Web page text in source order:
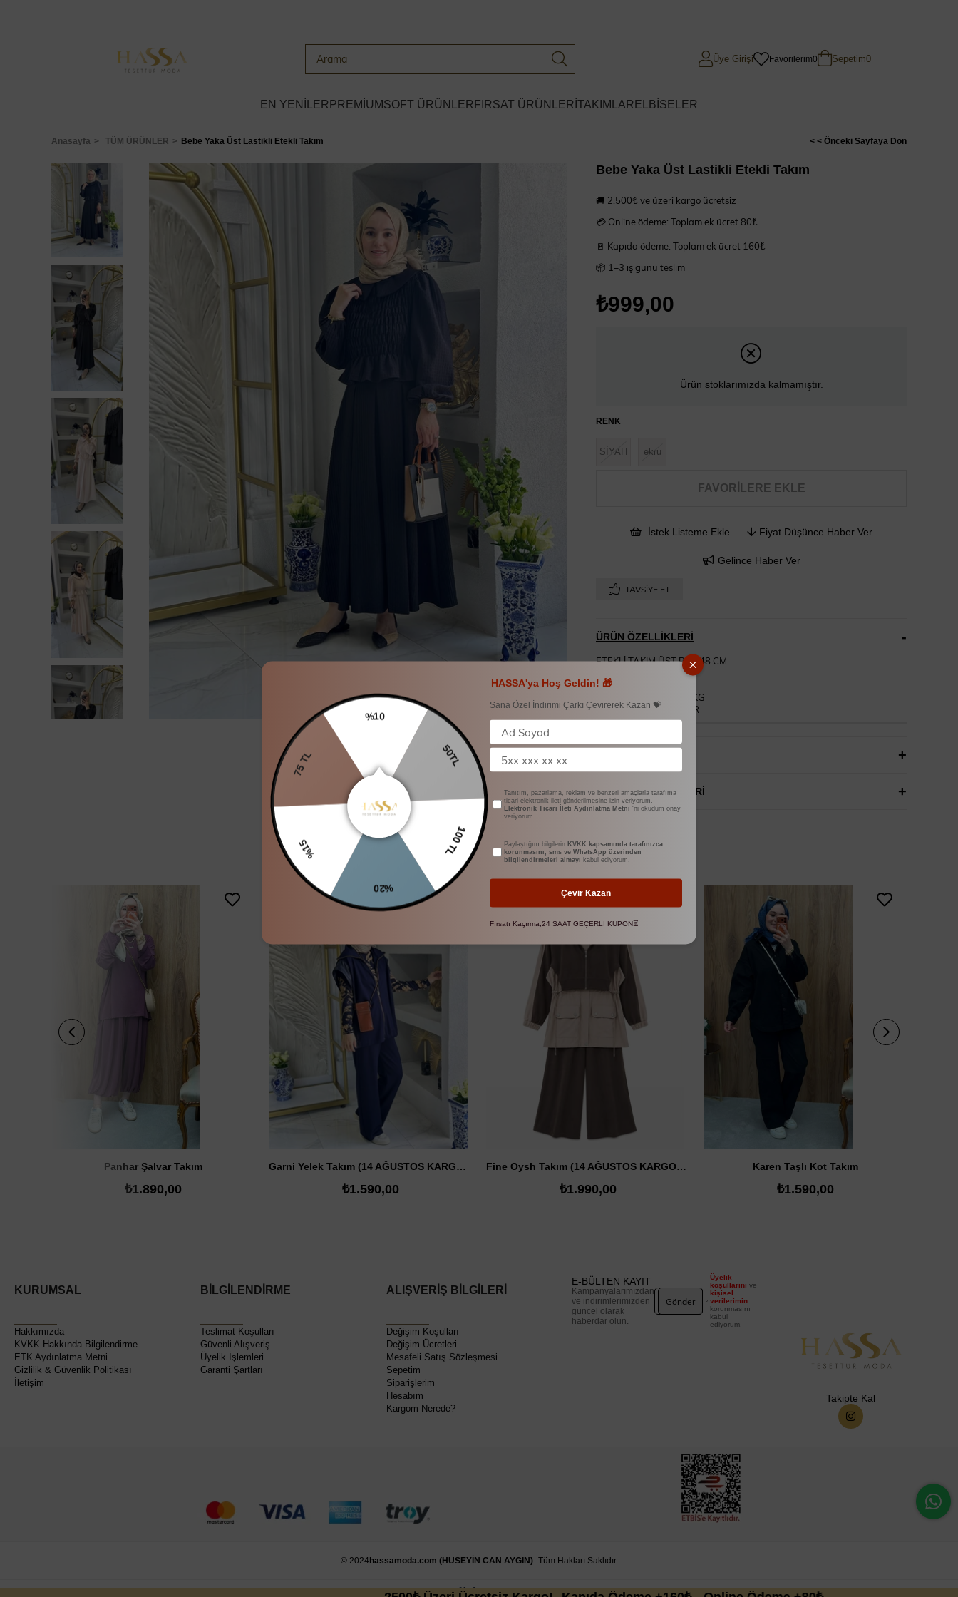
Üye Girişi Favorilerim0 Sepetim0
EN YENİLER PREMİUMSOFT ÜRÜNLER FIRSAT ÜRÜNLERİ TAKIMLAR ELBİSELER
Anasayfa TÜM ÜRÜNLER Bebe Yaka Üst Lastikli Etekli Takım < < Önceki Sayfaya Dön
Bebe Yaka Üst Lastikli Etekli Takım
🚚 2.500₺ ve üzeri kargo ücretsiz
💳 Online ödeme: Toplam ek ücret 80₺
🚪 Kapıda ödeme: Toplam ek ücret 160₺
📦 1–3 iş günü teslim
₺999,00
Ürün stoklarımızda kalmamıştır.
RENK
SİYAH ekru
FAVORILERE EKLE
İstek Listeme Ekle Fiyat Düşünce Haber Ver
Gelince Haber Ver
TAVSIYE ET
ÜRÜN ÖZELLIKLERI
ETEKLİ TAKIM ÜST BOY 48 CM
KABARTMA KUMAŞ
MANKEN 170 BOY 55 KG
1 BEDEN GİYMEKTEDİR
ÖDEME SEÇENEKLERI
BENZER ÜRÜNLER
Panhar Şalvar Takım
₺1.890,00
SATIN AL
Garni Yelek Takım (14 AĞUSTOS KARGODA)
₺1.590,00
SATIN AL
Fine Oysh Takım (14 AĞUSTOS KARGODA)
₺1.990,00
Karen Taşlı Kot Takım
₺1.590,00
KURUMSAL
Hakkımızda
KVKK Hakkında Bilgilendirme
ETK Aydınlatma Metni
Gizlilik & Güvenlik Politikası
İletişim
BİLGİLENDİRME
Teslimat Koşulları
Güvenli Alışveriş
Üyelik İşlemleri
Garanti Şartları
ALIŞVERİŞ BİLGİLERİ
Değişim Koşulları
Değişim Ücretleri
Mesafeli Satış Sözleşmesi
Sepetim
Siparişlerim
Hesabım
Kargom Nerede?
E-BÜLTEN KAYIT
Kampanyalarımızdan
ve indirimlerimizden
güncel olarak
haberdar olun.
Gönder
Üyelik
koşullarını ve
kişisel
verilerimin
korunmasını
kabul
ediyorum.
Takipte Kal
© 2024hassamoda.com (HÜSEYİN CAN AYGIN)- Tüm Hakları Saklıdır.
%10
50TL
100 TL
%20
%15
75 TL
HASSA'ya Hoş Geldin! 🎁
Sana Özel İndirimi Çarkı Çevirerek Kazan 💝
Tanıtım, pazarlama, reklam ve benzeri amaçlarla tarafıma
ticari elektronik ileti gönderilmesine izin veriyorum.
Elektronik Ticari İleti Aydınlatma Metni 'ni okudum onay
veriyorum.
Paylaştığım bilgilerin KVKK kapsamında tarafınızca
korunmasını, sms ve WhatsApp üzerinden
bilgilendirmeleri almayı kabul ediyorum.
Çevir Kazan
Fırsatı Kaçırma,24 SAAT GEÇERLİ KUPON⏳